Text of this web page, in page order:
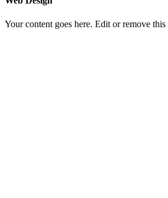
Your content goes here. Edit or remove